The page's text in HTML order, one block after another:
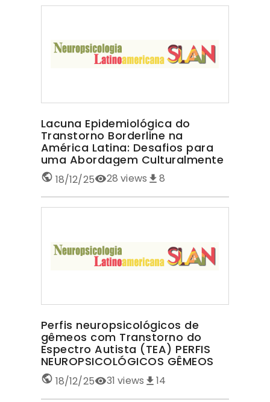
Lacuna Epidemiológica do
Transtorno Borderline na
América Latina: Desafios para
uma Abordagem Culturalmente
Sensível TRANSTORNO
BORDERLINE NA AMÉRICA LATINA
18/12/25 28 views 8
Perfis neuropsicológicos de
gêmeos com Transtorno do
Espectro Autista (TEA) PERFIS
NEUROPSICOLÓGICOS GÊMEOS
COM TEA
18/12/25 31 views 14